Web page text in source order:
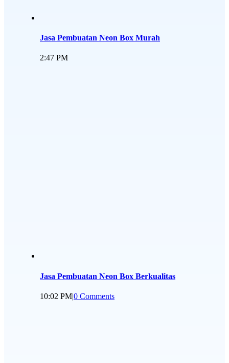
Jasa Pembuatan Neon Box Murah
2:47 PM
Jasa Pembuatan Neon Box Berkualitas
10:02 PM|0 Comments